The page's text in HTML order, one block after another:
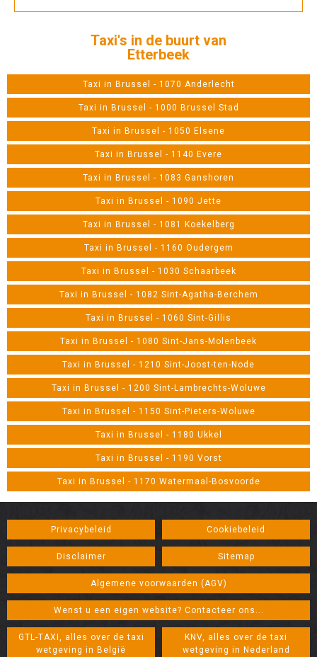
Taxi's in de buurt van
Etterbeek
Taxi in Brussel - 1070 Anderlecht
Taxi in Brussel - 1000 Brussel Stad
Taxi in Brussel - 1050 Elsene
Taxi in Brussel - 1140 Evere
Taxi in Brussel - 1083 Ganshoren
Taxi in Brussel - 1090 Jette
Taxi in Brussel - 1081 Koekelberg
Taxi in Brussel - 1160 Oudergem
Taxi in Brussel - 1030 Schaarbeek
Taxi in Brussel - 1082 Sint-Agatha-Berchem
Taxi in Brussel - 1060 Sint-Gillis
Taxi in Brussel - 1080 Sint-Jans-Molenbeek
Taxi in Brussel - 1210 Sint-Joost-ten-Node
Taxi in Brussel - 1200 Sint-Lambrechts-Woluwe
Taxi in Brussel - 1150 Sint-Pieters-Woluwe
Taxi in Brussel - 1180 Ukkel
Taxi in Brussel - 1190 Vorst
Taxi in Brussel - 1170 Watermaal-Bosvoorde
Privacybeleid Cookiebeleid
Disclaimer Sitemap
Algemene voorwaarden (AGV)
Wenst u een eigen website? Contacteer ons...
GTL-TAXI, alles over de taxi
wetgeving in België
KNV, alles over de taxi
wetgeving in Nederland